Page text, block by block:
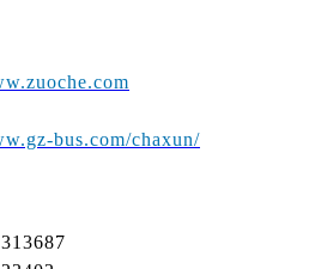
bus.com/chaxun/